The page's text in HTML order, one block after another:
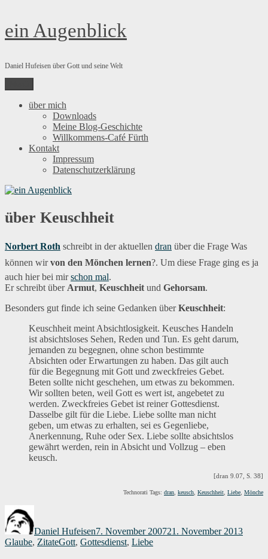
Zum
Inhalt
ein Augenblick
Daniel Hufeisen über Gott und seine Welt
über mich
Downloads
Meine Blog-Geschichte
Willkommens-Café Fürth
Kontakt
Impressum
Datenschutzerklärung
über Keuschheit
Norbert Roth schreibt in der aktuellen dran über die Frage Was
können wirvon den Mönchen lernen?. Um diese Frage ging es ja
auch hier bei mirschon mal.
Er schreibt über Armut, Keuschheit und Gehorsam.
Besonders gut finde ich seine Gedanken überKeuschheit:
Keuschheit meint Absichtlosigkeit. Keusches Handeln
ist absichtsloses Sehen, Reden und Tun. Es geht darum,
jemanden zu begegnen, ohne schon bestimmte
Absichten oder Erwartungen zu haben. Das gilt auch
für die Begegnung mit Gott und zweckfreies Gebet.
Beten sollte nicht geschehen, um etwas zu bekommen.
Wir sollten beten, weil Gott es wert ist, angebetet zu
werden. Zweckfreies Gebet ist reiner Gottesdienst.
Dasselbe gilt für die Liebe. Liebe sollte man nicht
geben, um etwas zu erhalten, sei es Gegenliebe,
Anerkennung, Ruhe oder Sex. Liebe sollte absichtslos
gewährt werden, rein in Absicht und Vollzug – eben
keusch.
[dran 9.07, S. 38]
Technorati Tags: dran keusch Keuschheit Liebe Mönche
Daniel Hufeisen7. November 200721. November 2013
Glaube, ZitateSchlagwörter
Gott, Gottesdienst, Liebe